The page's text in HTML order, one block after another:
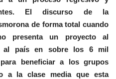
El discurso de la
de forma total cuando
presenta un proyecto al
al país en sobre los 6 mil
beneficiar a los grupos
a la clase media que esta